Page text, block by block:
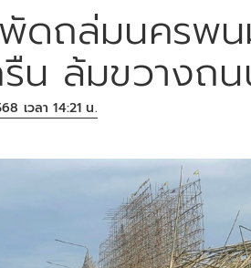
ดถล่มนครพน
น ล้มขวางถน
เวลา 14:21 น.